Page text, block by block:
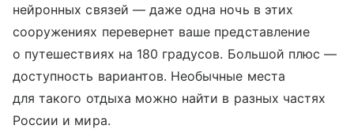
нейронных связей — даже одна ночь в этих
сооружениях перевернет ваше представление
о путешествиях на 180 градусов. Большой плюс —
доступность вариантов. Необычные места
для такого отдыха можно найти в разных частях
России и мира.